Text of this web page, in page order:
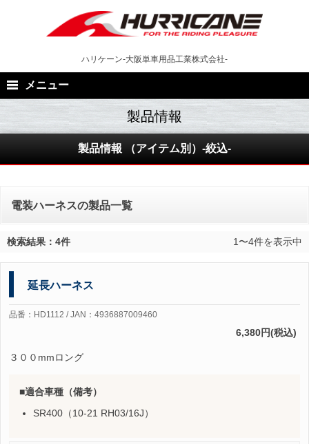
ハリケーン-大阪単車用品工業株式会社-
メニュー
製品情報 （アイテム別）-絞込-
電装ハーネスの製品一覧
検索結果：4件 1〜4件を表示中
延長ハーネス
品番：HD1112 / JAN：4936887009460
6,380円(税込)
３００mmロング
適合車種（備考）
SR400（10-21 RH03/16J）